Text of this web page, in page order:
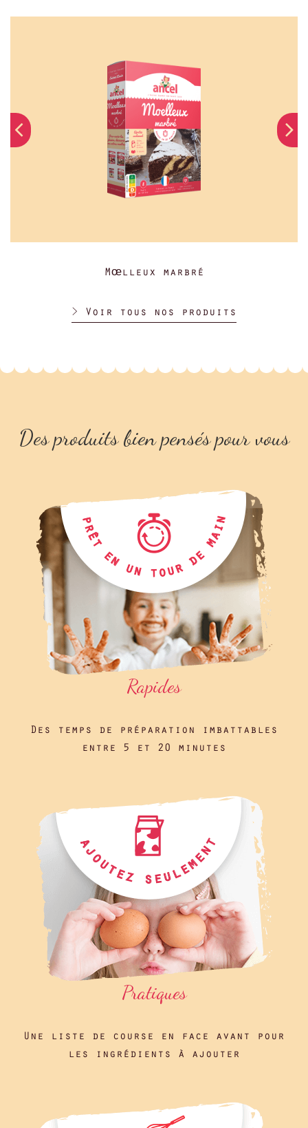
Mœlleux marbré
> Voir tous nos produits
Des produits bien pensés pour vous
Rapides
Des temps de préparation imbattables
entre 5 et 20 minutes
Pratiques
Une liste de course en face avant pour
les ingrédients à ajouter